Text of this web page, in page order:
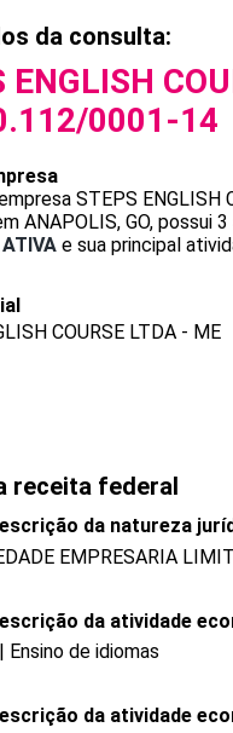
da consulta:
ENGLISH
0001-14
STEPS ENGLISH
ANAPOLIS, GO,
ATIVA e sua principal
COURSE LTDA - ME
receita federal
da natureza
EMPRESARIA
da atividade
de idiomas
da atividade